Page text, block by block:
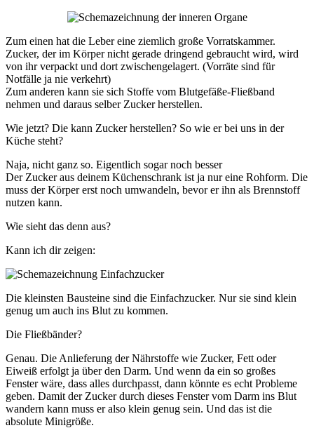
Zum einen hat die Leber eine ziemlich große Vorratskammer.
Zucker, der im Körper nicht gerade dringend gebraucht wird, wird
von ihr verpackt und dort zwischengelagert. (Vorräte sind für
Notfälle ja nie verkehrt)
Zum anderen kann sie sich Stoffe vom Blutgefäße-Fließband
nehmen und daraus selber Zucker herstellen.
Wie jetzt? Die kann Zucker herstellen? So wie er bei uns in der
Küche steht?
Naja, nicht ganz so. Eigentlich sogar noch besser
Der Zucker aus deinem Küchenschrank ist ja nur eine Rohform. Die
muss der Körper erst noch umwandeln, bevor er ihn als Brennstoff
nutzen kann.
Wie sieht das denn aus?
Kann ich dir zeigen:
Die kleinsten Bausteine sind die Einfachzucker. Nur sie sind klein
genug um auch ins Blut zu kommen.
Die Fließbänder?
Genau. Die Anlieferung der Nährstoffe wie Zucker, Fett oder
Eiweiß erfolgt ja über den Darm. Und wenn da ein so großes
Fenster wäre, dass alles durchpasst, dann könnte es echt Probleme
geben. Damit der Zucker durch dieses Fenster vom Darm ins Blut
wandern kann muss er also klein genug sein. Und das ist die
absolute Minigröße.